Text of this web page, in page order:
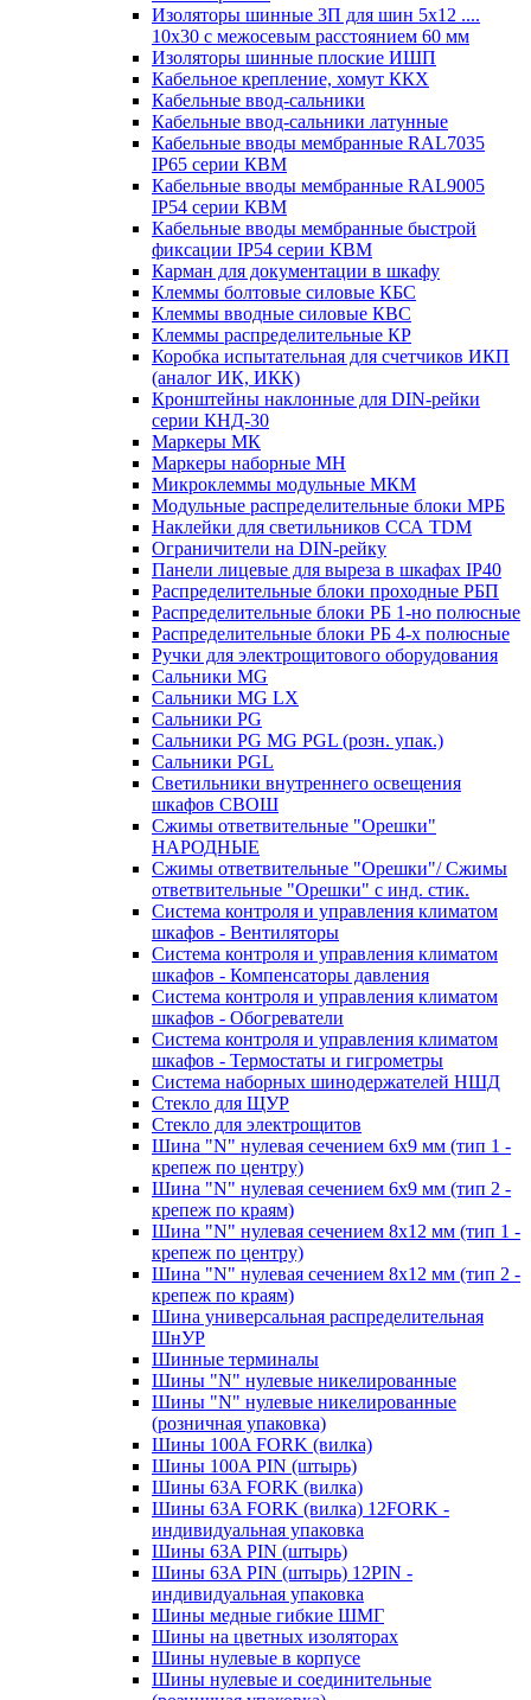
Изоляторы шинные 3П для шин 5х12 ....
10х30 с межосевым расстоянием 60 мм
Изоляторы шинные плоские ИШП
Кабельное крепление, хомут ККХ
Кабельные ввод-сальники
Кабельные ввод-сальники латунные
Кабельные вводы мембранные RAL7035
IP65 серии КВМ
Кабельные вводы мембранные RAL9005
IP54 серии КВМ
Кабельные вводы мембранные быстрой
фиксации IP54 серии КВМ
Карман для документации в шкафу
Клеммы болтовые силовые КБС
Клеммы вводные силовые КВС
Клеммы распределительные КР
Коробка испытательная для счетчиков ИКП
(аналог ИК, ИКК)
Кронштейны наклонные для DIN-рейки
серии КНД-30
Маркеры МК
Маркеры наборные МН
Микроклеммы модульные МКМ
Модульные распределительные блоки МРБ
Наклейки для светильников ССА TDM
Ограничители на DIN-рейку
Панели лицевые для выреза в шкафах IP40
Распределительные блоки проходные РБП
Распределительные блоки РБ 1-но полюсные
Распределительные блоки РБ 4-х полюсные
Ручки для электрощитового оборудования
Сальники MG
Сальники MG LX
Сальники PG
Сальники PG MG PGL (розн. упак.)
Сальники PGL
Светильники внутреннего освещения
шкафов СВОШ
Сжимы ответвительные "Орешки"
НАРОДНЫЕ
Сжимы ответвительные "Орешки"/ Сжимы
ответвительные "Орешки" с инд. стик.
Система контроля и управления климатом
шкафов - Вентиляторы
Система контроля и управления климатом
шкафов - Компенсаторы давления
Система контроля и управления климатом
шкафов - Обогреватели
Система контроля и управления климатом
шкафов - Термостаты и гигрометры
Система наборных шинодержателей НШД
Стекло для ЩУР
Стекло для электрощитов
Шина "N" нулевая сечением 6х9 мм (тип 1 -
крепеж по центру)
Шина "N" нулевая сечением 6х9 мм (тип 2 -
крепеж по краям)
Шина "N" нулевая сечением 8х12 мм (тип 1 -
крепеж по центру)
Шина "N" нулевая сечением 8х12 мм (тип 2 -
крепеж по краям)
Шина универсальная распределительная
ШнУР
Шинные терминалы
Шины "N" нулевые никелированные
Шины "N" нулевые никелированные
(розничная упаковка)
Шины 100A FORK (вилка)
Шины 100A PIN (штырь)
Шины 63A FORK (вилка)
Шины 63A FORK (вилка) 12FORK -
индивидуальная упаковка
Шины 63A PIN (штырь)
Шины 63A PIN (штырь) 12PIN -
индивидуальная упаковка
Шины медные гибкие ШМГ
Шины на цветных изоляторах
Шины нулевые в корпусе
Шины нулевые и соединительные